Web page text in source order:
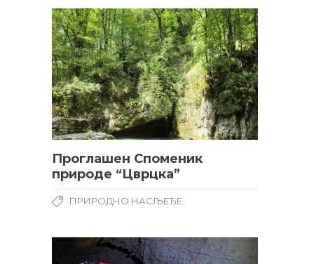
Проглашен Споменик
природе “Цврцка”
ПРИРОДНО НАСЉЕЂЕ